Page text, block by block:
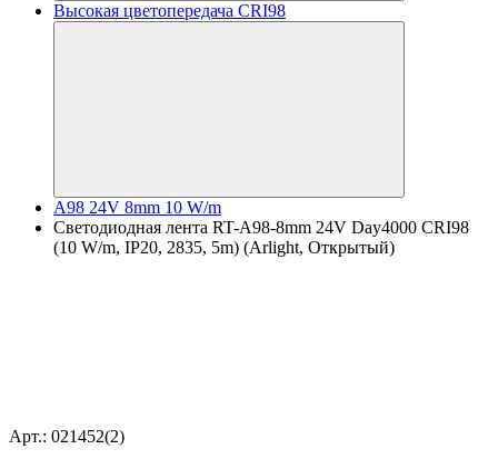
Высокая цветопередача CRI98
A98 24V 8mm 10 W/m
Светодиодная лента RT-A98-8mm 24V Day4000 CRI98
(10 W/m, IP20, 2835, 5m) (Arlight, Открытый)
Арт.: 021452(2)